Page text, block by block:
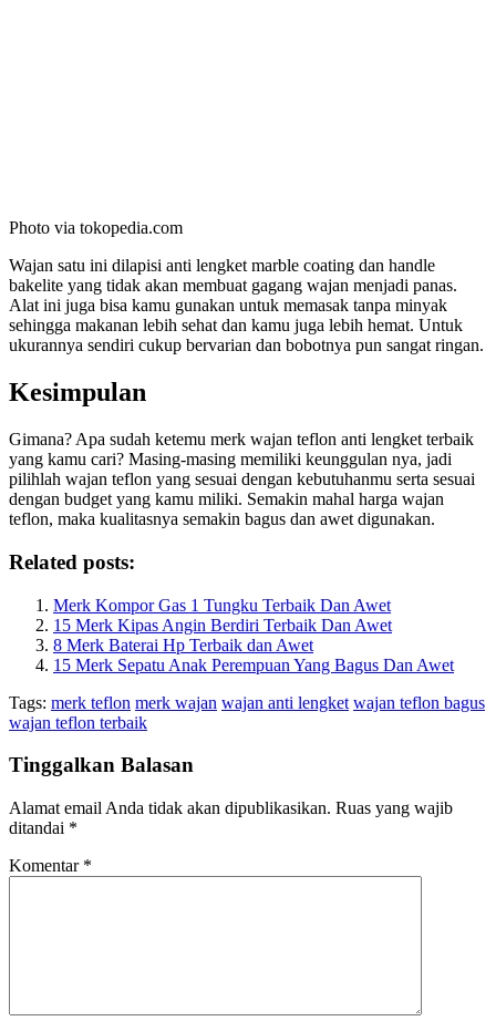
Photo via tokopedia.com
Wajan satu ini dilapisi anti lengket marble coating dan handle
bakelite yang tidak akan membuat gagang wajan menjadi panas.
Alat ini juga bisa kamu gunakan untuk memasak tanpa minyak
sehingga makanan lebih sehat dan kamu juga lebih hemat. Untuk
ukurannya sendiri cukup bervarian dan bobotnya pun sangat ringan.
Kesimpulan
Gimana? Apa sudah ketemu merk wajan teflon anti lengket terbaik
yang kamu cari? Masing-masing memiliki keunggulan nya, jadi
pilihlah wajan teflon yang sesuai dengan kebutuhanmu serta sesuai
dengan budget yang kamu miliki. Semakin mahal harga wajan
teflon, maka kualitasnya semakin bagus dan awet digunakan.
Related posts:
Merk Kompor Gas 1 Tungku Terbaik Dan Awet
15 Merk Kipas Angin Berdiri Terbaik Dan Awet
8 Merk Baterai Hp Terbaik dan Awet
15 Merk Sepatu Anak Perempuan Yang Bagus Dan Awet
Tags: merk teflon merk wajan wajan anti lengket wajan teflon bagus
wajan teflon terbaik
Tinggalkan Balasan
Alamat email Anda tidak akan dipublikasikan. Ruas yang wajib
ditandai *
Komentar *